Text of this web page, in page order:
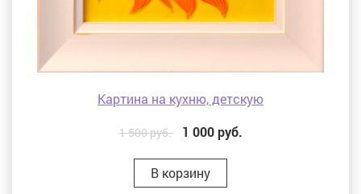
Картина на кухню, детскую
1 500 руб. 1 000руб.
В корзину